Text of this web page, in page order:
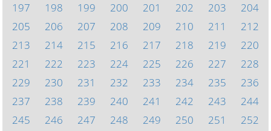
197
198 199 200 201 202 203
204
205
206 207 208 209 210 211
212
213
214 215 216 217 218 219
220
221
222 223 224 225 226 227
228
229
230 231 232 233 234 235
236
237
238 239 240 241 242 243
244
245
246 247 248 249 250 251
252